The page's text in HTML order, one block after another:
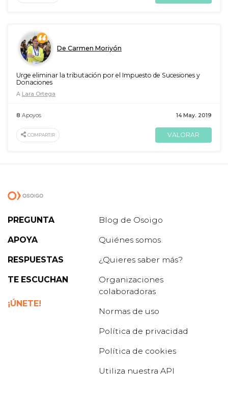
De Carmen Moriyón
Urge eliminar la tributación por el Impuesto de Sucesiones y
Donaciones
A Lara Ortega
14 May. 2019
8 Apoyos
COMPARTIR VALORAR
PREGUNTA
APOYA
RESPUESTAS
TE ESCUCHAN
¡ÚNETE!
Blog de Osoigo
Quiénes somos
¿Quieres saber más?
Organizaciones
colaboradoras
Normas de uso
Política de privacidad
Política de cookies
Utiliza nuestra API